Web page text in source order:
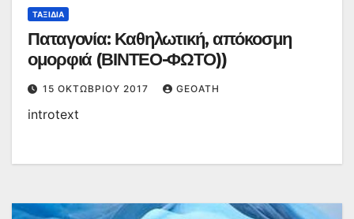
ΤΑΞΊΔΙΑ
Παταγονία: Καθηλωτική, απόκοσμη
ομορφιά (ΒΙΝΤΕΟ-ΦΩΤΟ))
15 ΟΚΤΩΒΡΊΟΥ 2017 GEOATH
introtext